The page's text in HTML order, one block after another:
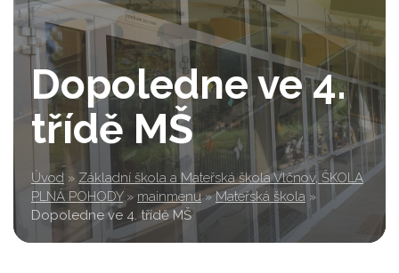
Dopoledne ve 4.
třídě MŠ
Úvod » Základní škola a Mateřská škola Vlčnov, ŠKOLA
PLNÁ POHODY » mainmenu » Mateřská škola »
Dopoledne ve 4. třídě MŠ